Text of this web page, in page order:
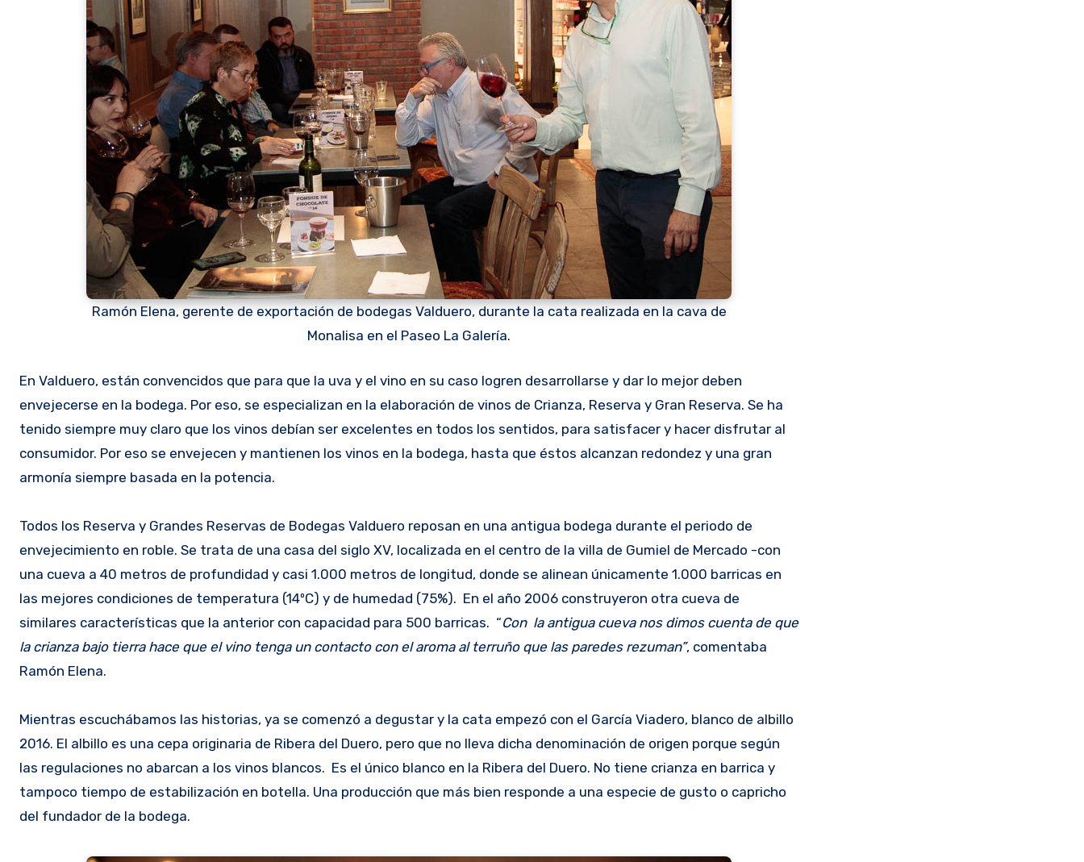
Ramón Elena, gerente de exportación de bodegas Valduero, durante la cata realizada en la cava de
Monalisa en el Paseo La Galería.
En Valduero, están convencidos que para que la uva y el vino en su caso logren desarrollarse y dar lo mejor deben
envejecerse en la bodega. Por eso, se especializan en la elaboración de vinos de Crianza, Reserva y Gran Reserva. Se ha
tenido siempre muy claro que los vinos debían ser excelentes en todos los sentidos, para satisfacer y hacer disfrutar al
consumidor. Por eso se envejecen y mantienen los vinos en la bodega, hasta que éstos alcanzan redondez y una gran
armonía siempre basada en la potencia.
Todos los Reserva y Grandes Reservas de Bodegas Valduero reposan en una antigua bodega durante el periodo de
envejecimiento en roble. Se trata de una casa del siglo XV, localizada en el centro de la villa de Gumiel de Mercado -con
una cueva a 40 metros de profundidad y casi 1.000 metros de longitud, donde se alinean únicamente 1.000 barricas en
las mejores condiciones de temperatura (14ºC) y de humedad (75%). En el año 2006 construyeron otra cueva de
similares características que la anterior con capacidad para 500 barricas. “Con la antigua cueva nos dimos cuenta de que
la crianza bajo tierra hace que el vino tenga un contacto con el aroma al terruño que las paredes rezuman”, comentaba
Ramón Elena.
Mientras escuchábamos las historias, ya se comenzó a degustar y la cata empezó con el García Viadero, blanco de albillo
2016. El albillo es una cepa originaria de Ribera del Duero, pero que no lleva dicha denominación de origen porque según
las regulaciones no abarcan a los vinos blancos. Es el único blanco en la Ribera del Duero. No tiene crianza en barrica y
tampoco tiempo de estabilización en botella. Una producción que más bien responde a una especie de gusto o capricho
del fundador de la bodega.